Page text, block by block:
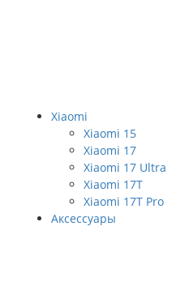
Xiaomi
Xiaomi 15
Xiaomi 17
Xiaomi 17 Ultra
Xiaomi 17T
Xiaomi 17T Pro
Аксессуары